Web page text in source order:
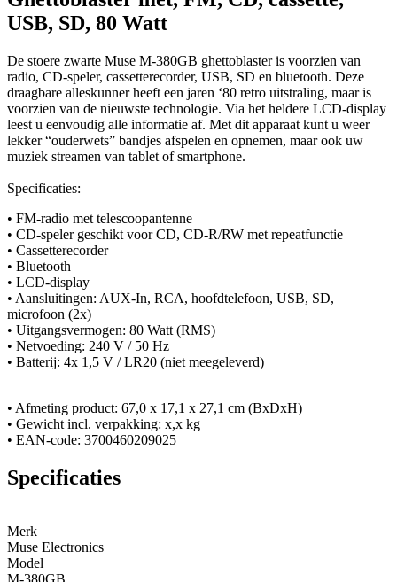
USB, SD, 80 Watt
De stoere zwarte Muse M-380GB ghettoblaster is voorzien van
radio, CD-speler, cassetterecorder, USB, SD en bluetooth. Deze
draagbare alleskunner heeft een jaren ‘80 retro uitstraling, maar is
voorzien van de nieuwste technologie. Via het heldere LCD-display
leest u eenvoudig alle informatie af. Met dit apparaat kunt u weer
lekker “ouderwets” bandjes afspelen en opnemen, maar ook uw
muziek streamen van tablet of smartphone.
Specificaties:
• FM-radio met telescoopantenne
• CD-speler geschikt voor CD, CD-R/RW met repeatfunctie
• Cassetterecorder
• Bluetooth
• LCD-display
• Aansluitingen: AUX-In, RCA, hoofdtelefoon, USB, SD,
microfoon (2x)
• Uitgangsvermogen: 80 Watt (RMS)
• Netvoeding: 240 V / 50 Hz
• Batterij: 4x 1,5 V / LR20 (niet meegeleverd)
• Afmeting product: 67,0 x 17,1 x 27,1 cm (BxDxH)
• Gewicht incl. verpakking: x,x kg
• EAN-code: 3700460209025
Specificaties
Merk
Muse Electronics
Model
M-380GB